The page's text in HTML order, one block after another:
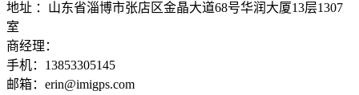
地址 ：山东省淄博市张店区金晶大道68号华润大厦13层1307
室
商经理：
手机：13853305145
邮箱：erin@imigps.com